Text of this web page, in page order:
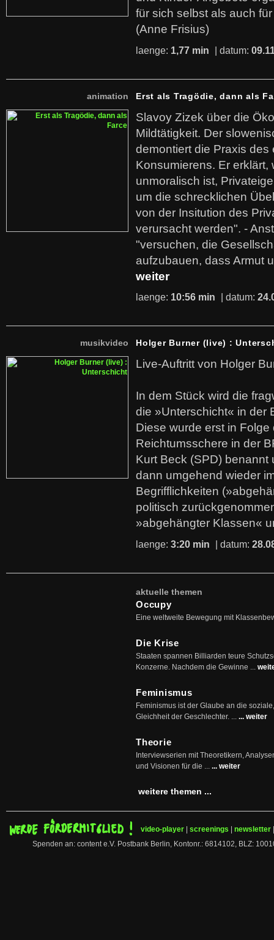
für sich selbst als auch
(Anne Frisius)
laenge: 1,77 min | datum:
animation Erst als Tragödie, dann als
Slavoy Zizek über die
Mildtätigkeit. Der
demontiert die Praxis des
Konsumierens. Er erklärt,
unmoralisch ist,
um die schrecklichen
von der Insitution des
verursacht werden". -
"versuchen, die
aufzubauen, dass Armut
weiter
laenge: 10:56 min | datum:
musikvideo Holger Burner (live) :
Live-Auftritt von Holger
In dem Stück wird die
die »Unterschicht« in der
Diese wurde erst in
Reichtumsschere in der
Kurt Beck (SPD)
dann umgehend wieder
Begrifflichkeiten
politisch
»abgehängter Klassen«
laenge: 3:20 min | datum:
aktuelle themen
Occupy
Eine weltweite Bewegung mit
Die Krise
Staaten spannen Billiarden teure
Konzerne. Nachdem die Gewinne ...
Feminismus
Feminismus ist der Glaube an die
Gleichheit der Geschlechter. ... ... weiter
Theorie
Interviewserien mit Theoretikern,
und Visionen für die ... ... weiter
weitere themen ...
video-player screenings newsletter
Spenden an: content e.V. Postbank Berlin, Kontonr.: 6814102, BLZ: